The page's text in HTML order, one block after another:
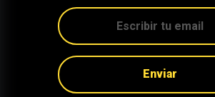
Enviar